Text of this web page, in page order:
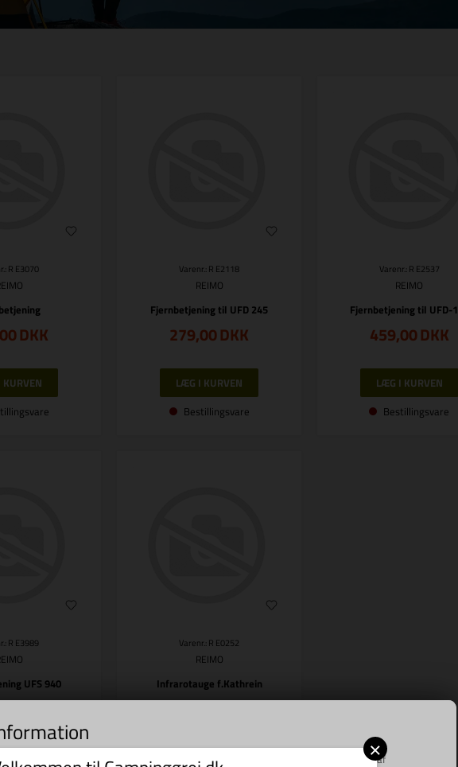
til indsamling af statistik og til trafikmåling. Vi bruger informationen til forbedring af
R E3070
DKK
Varenr.: R E2118
REIMO
Fjernbetjening til UFD 245
279,00DKK
Bestillingsvare
Varenr.: R E2537
REIMO
Fjernbetjening til UFD-
459,00DKK
Bestillingsvare
R E3989
UFS 940
DKK
Varenr.: R E0252
REIMO
Infrarotauge f.Kathrein
209,00DKK
×